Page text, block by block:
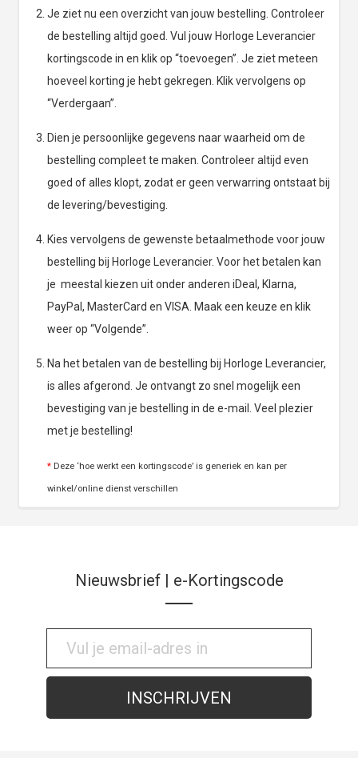
Je ziet nu een overzicht van jouw bestelling. Controleer
de bestelling altijd goed. Vul jouw Horloge Leverancier
kortingscode in en klik op “toevoegen”. Je ziet meteen
hoeveel korting je hebt gekregen. Klik vervolgens op
“Verdergaan”.
Dien je persoonlijke gegevens naar waarheid om de
bestelling compleet te maken. Controleer altijd even
goed of alles klopt, zodat er geen verwarring ontstaat bij
de levering/bevestiging.
Kies vervolgens de gewenste betaalmethode voor jouw
bestelling bij Horloge Leverancier. Voor het betalen kan
je meestal kiezen uit onder anderen iDeal, Klarna,
PayPal, MasterCard en VISA. Maak een keuze en klik
weer op “Volgende”.
Na het betalen van de bestelling bij Horloge Leverancier,
is alles afgerond. Je ontvangt zo snel mogelijk een
bevestiging van je bestelling in de e-mail. Veel plezier
met je bestelling!
* Deze ‘hoe werkt een kortingscode’ is generiek en kan per
winkel/online dienst verschillen
Nieuwsbrief | e-Kortingscode